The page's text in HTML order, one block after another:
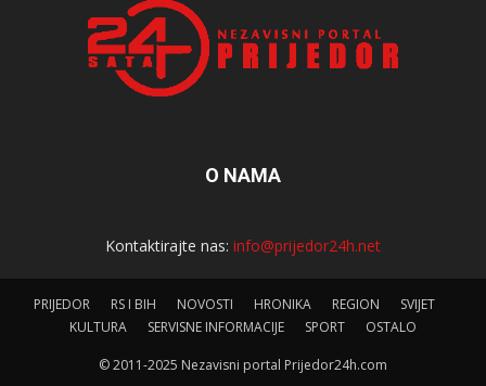
O NAMA
Kontaktirajte nas: info@prijedor24h.net
PRIJEDOR RS I BIH NOVOSTI HRONIKA REGION
SVIJET
KULTURA
SERVISNE INFORMACIJE SPORT OSTALO
© 2011-2025 Nezavisni portal Prijedor24h.com